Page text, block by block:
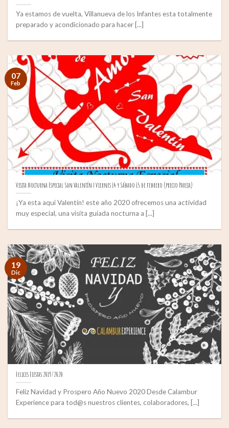
Ya estamos de vuelta, Villanueva de los Infantes esta totalmente
preparado y acondicionado para hacer [...]
Visita Nocturna Especial San Valentín | Viernes 14 y Sábado 15 de febrero (precio Pareja)
¡Ya esta aqui Valentín! este año 2020 ofrecemos una actividad
muy especial, una visita guiada nocturna a [...]
07
Feb
Felices Fiestas 2019/2020
Feliz Navidad y Prospero Año Nuevo 2020 Desde Calambur
Experience para tod@s nuestros clientes, colaboradores, [...]
19
Dic